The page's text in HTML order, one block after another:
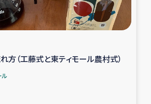
緊急支援事業
向上を通じた子どもの栄養改善事業
方（工藤式と東ティモール農村式）
ル